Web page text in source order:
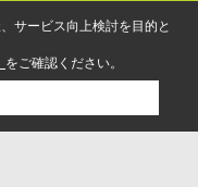
サービス向上検討を目的と
をご確認ください。